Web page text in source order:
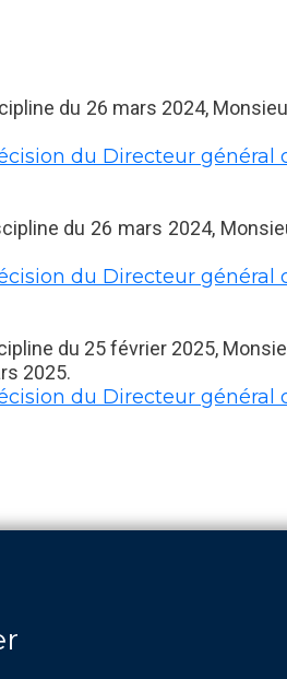
du 26 mars 2024,
du Directeur général
du 26 mars 2024,
du Directeur général
du 25 février 2025,
2025.
du Directeur général